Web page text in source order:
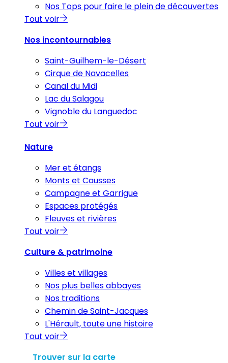
Nos Tops pour faire le plein de découvertes
Tout voir
Nos incontournables
Saint-Guilhem-le-Désert
Cirque de Navacelles
Canal du Midi
Lac du Salagou
Vignoble du Languedoc
Tout voir
Nature
Mer et étangs
Monts et Causses
Campagne et Garrigue
Espaces protégés
Fleuves et rivières
Tout voir
Culture & patrimoine
Villes et villages
Nos plus belles abbayes
Nos traditions
Chemin de Saint-Jacques
L'Hérault, toute une histoire
Tout voir
Trouver sur la carte